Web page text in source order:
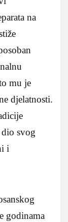
na
mu je
djelatnosti.
svog
i
godinama